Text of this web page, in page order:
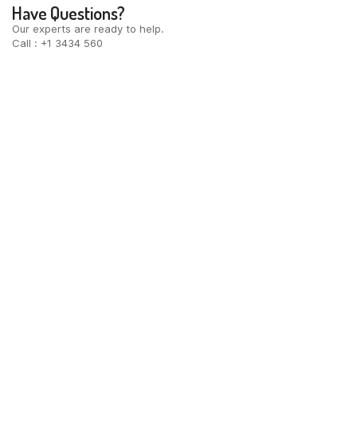
Have Questions?
Our experts are ready to help.
Call : +1 3434 560